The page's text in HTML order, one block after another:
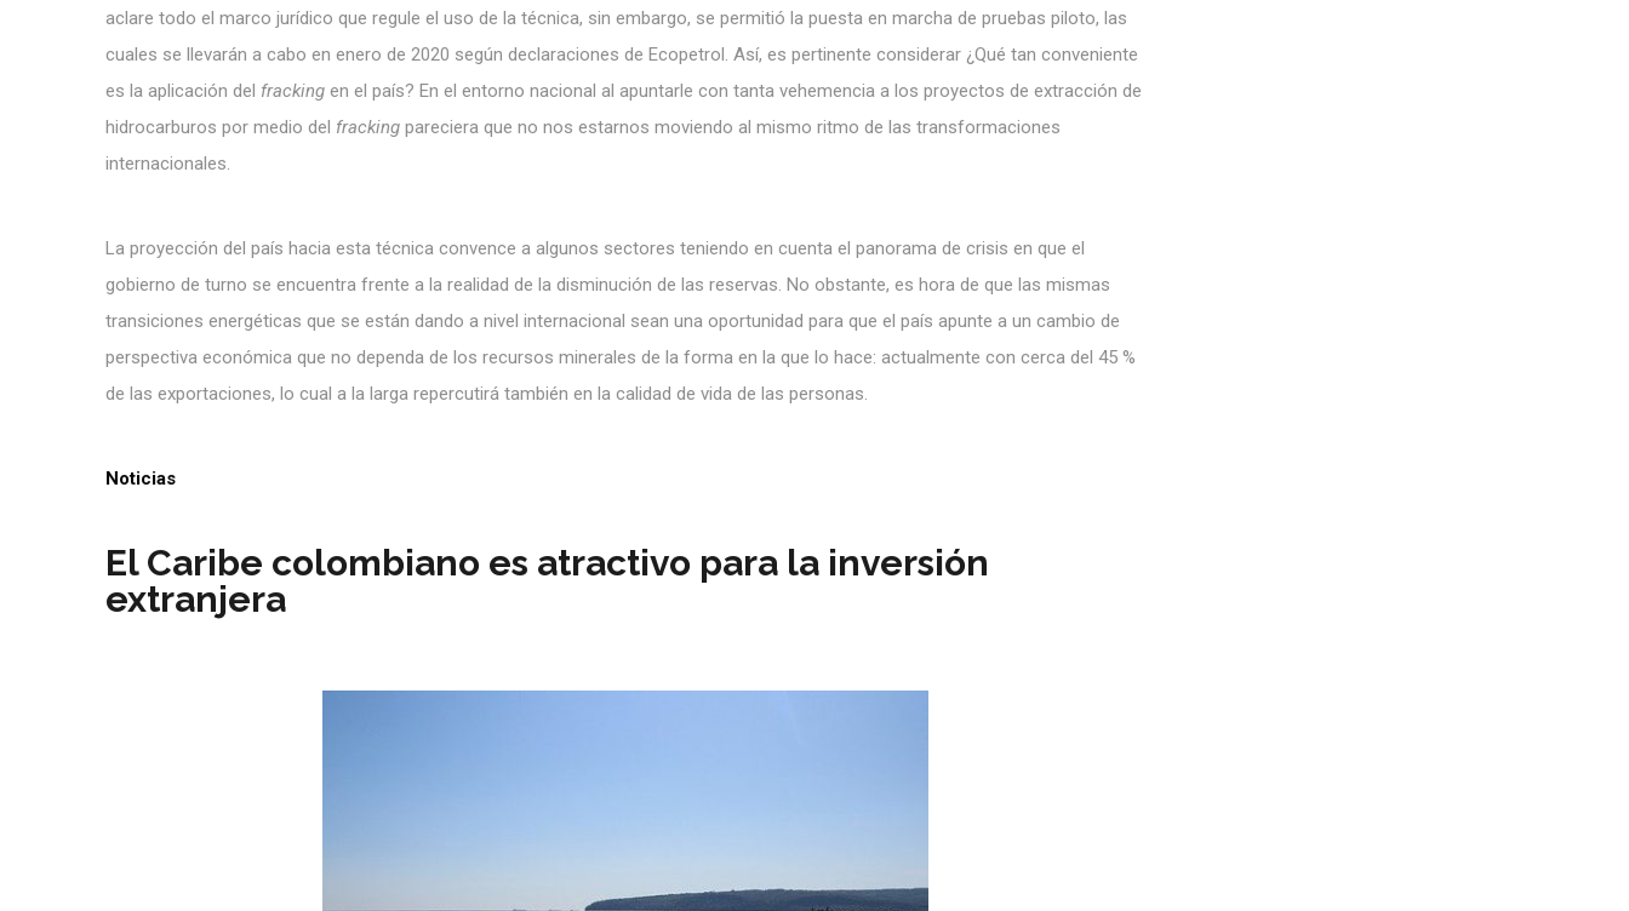
aclare todo el marco jurídico que regule el uso de la técnica, sin embargo, se permitió la puesta en marcha de pruebas piloto, las
cuales se llevarán a cabo en enero de 2020 según declaraciones de Ecopetrol. Así, es pertinente considerar ¿Qué tan conveniente
es la aplicación del fracking en el país? En el entorno nacional al apuntarle con tanta vehemencia a los proyectos de extracción de
hidrocarburos por medio del fracking pareciera que no nos estarnos moviendo al mismo ritmo de las transformaciones
internacionales.
La proyección del país hacia esta técnica convence a algunos sectores teniendo en cuenta el panorama de crisis en que el
gobierno de turno se encuentra frente a la realidad de la disminución de las reservas. No obstante, es hora de que las mismas
transiciones energéticas que se están dando a nivel internacional sean una oportunidad para que el país apunte a un cambio de
perspectiva económica que no dependa de los recursos minerales de la forma en la que lo hace: actualmente con cerca del 45 %
de las exportaciones, lo cual a la larga repercutirá también en la calidad de vida de las personas.
Noticias
El Caribe colombiano es atractivo para la inversión
extranjera